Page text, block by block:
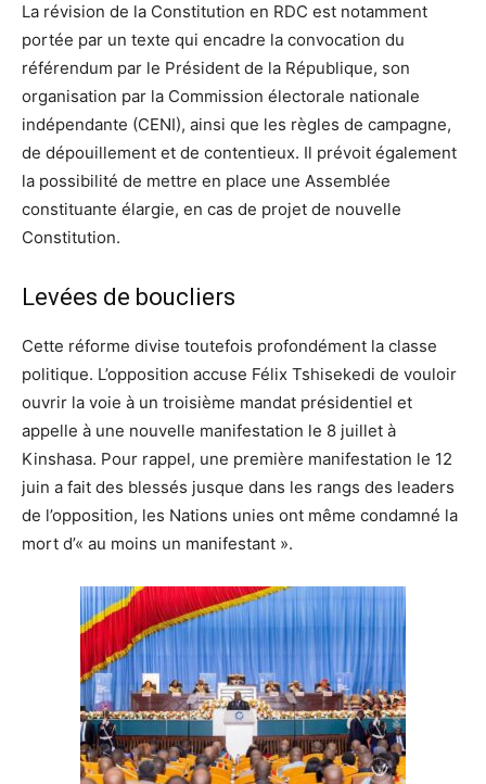
La révision de la Constitution en RDC est notamment
portée par un texte qui encadre la convocation du
référendum par le Président de la République, son
organisation par la Commission électorale nationale
indépendante (CENI), ainsi que les règles de campagne,
de dépouillement et de contentieux. Il prévoit également
la possibilité de mettre en place une Assemblée
constituante élargie, en cas de projet de nouvelle
Constitution.
Levées de boucliers
Cette réforme divise toutefois profondément la classe
politique. L’opposition accuse Félix Tshisekedi de vouloir
ouvrir la voie à un troisième mandat présidentiel et
appelle à une nouvelle manifestation le 8 juillet à
Kinshasa. Pour rappel, une première manifestation le 12
juin a fait des blessés jusque dans les rangs des leaders
de l’opposition, les Nations unies ont même condamné la
mort d’« au moins un manifestant ».